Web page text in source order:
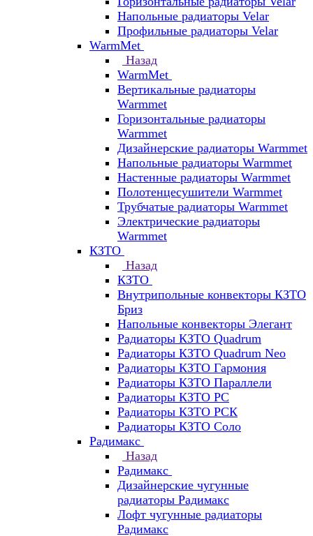
Напольные радиаторы Velar
Профильные радиаторы Velar
WarmMet
Назад
WarmMet
Вертикальные радиаторы
Warmmet
Горизонтальные радиаторы
Warmmet
Дизайнерские радиаторы Warmmet
Напольные радиаторы Warmmet
Настенные радиаторы Warmmet
Полотенцесушители Warmmet
Трубчатые радиаторы Warmmet
Электрические радиаторы
Warmmet
КЗТО
Назад
КЗТО
Внутрипольные конвекторы КЗТО
Бриз
Напольные конвекторы Элегант
Радиаторы КЗТО Quadrum
Радиаторы КЗТО Quadrum Neo
Радиаторы КЗТО Гармония
Радиаторы КЗТО Параллели
Радиаторы КЗТО РС
Радиаторы КЗТО РСК
Радиаторы КЗТО Соло
Радимакс
Назад
Радимакс
Дизайнерские чугунные
радиаторы Радимакс
Лофт чугунные радиаторы
Радимакс